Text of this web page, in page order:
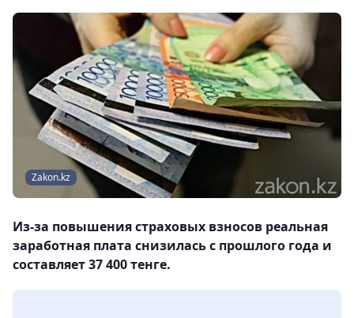
Zakon.kz
Из-за повышения страховых взносов реальная
заработная плата снизилась с прошлого года и
составляет 37 400 тенге.